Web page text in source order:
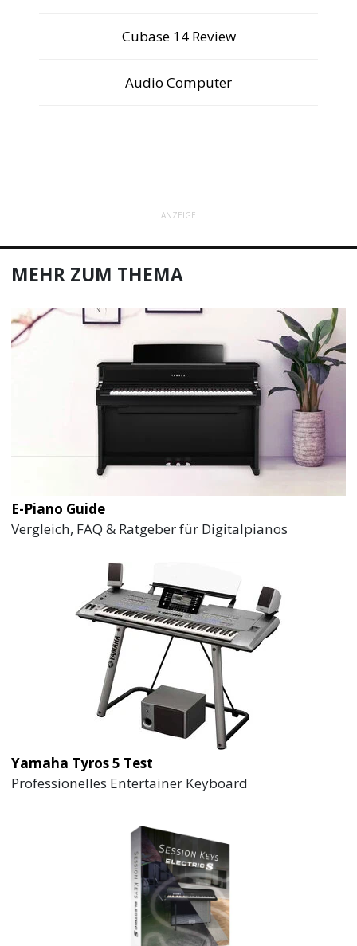
Cubase 14 Review
Audio Computer
ANZEIGE
MEHR ZUM THEMA
E-Piano Guide
Vergleich, FAQ & Ratgeber für Digitalpianos
Yamaha Tyros 5 Test
Professionelles Entertainer Keyboard